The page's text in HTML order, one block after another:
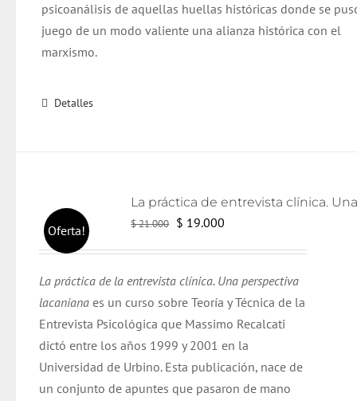
psicoanálisis de aquellas huellas históricas donde se
juego de un modo valiente una alianza histórica con el
marxismo.
Detalles
Oferta! $21.000 El
era:
$ 21.000.
$ 19.000
es:
$ 19.000.
La práctica de la entrevista clínica. Una perspectiva
lacaniana es un curso sobre Teoría y Técnica de la
Entrevista Psicológica que Massimo Recalcati
dictó entre los años 1999 y 2001 en la
Universidad de Urbino. Esta publicación, nace de
un conjunto de apuntes que pasaron de mano